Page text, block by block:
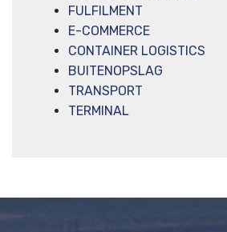
FULFILMENT
E-COMMERCE
CONTAINER LOGISTICS
BUITENOPSLAG
TRANSPORT
TERMINAL